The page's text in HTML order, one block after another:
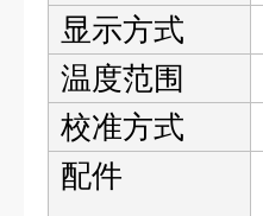
显示方式
温度范围
校准方式
配件